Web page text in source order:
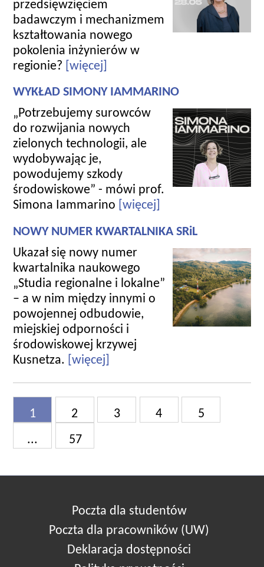
przedsięwzięciem
badawczym i mechanizmem
kształtowania nowego
pokolenia inżynierów w
regionie? [więcej]
WYKŁAD SIMONY IAMMARINO
„Potrzebujemy surowców
do rozwijania nowych
zielonych technologii, ale
wydobywając je,
powodujemy szkody
środowiskowe” - mówi prof.
Simona Iammarino [więcej]
NOWY NUMER KWARTALNIKA SRiL
Ukazał się nowy numer
kwartalnika naukowego
„Studia regionalne i lokalne”
– a w nim między innymi o
powojennej odbudowie,
miejskiej odporności i
środowiskowej krzywej
Kusnetza.
[więcej]
1 2 3 4
5
...
57
Poczta dla studentów
Poczta dla pracowników (UW)
Deklaracja dostępności